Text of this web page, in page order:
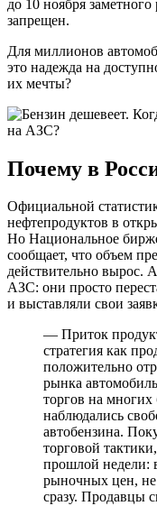
до 10 ноября
запрещен.
Для миллионов
это надежда на
их мечты?
Почему в
Официальной
нефтепродуктов в
Но Национальное
сообщает, что объем
действительно вырос.
АЗС: они просто
и выставляли свои
— Приток
стратегия как
положительно
рынка
торгов на многих
наблюдались
автобензина.
торговой
прошлой недели:
рыночных цен, не
сразу. Продавцы